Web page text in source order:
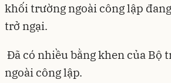
khối trường ngoài công lập
trở ngại.
Đã có nhiều bằng khen của Bộ
ngoài công lập.